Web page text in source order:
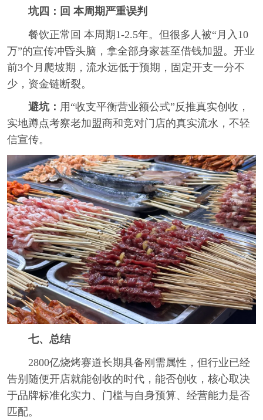
坑四：回 本周期严重误判
餐饮正常回 本周期1-2.5年。但很多人被“月入10
万”的宣传冲昏头脑，拿全部身家甚至借钱加盟。开业
前3个月爬坡期，流水远低于预期，固定开支一分不
少，资金链断裂。
避坑： 用“收支平衡营业额公式”反推真实创收，
实地蹲点考察老加盟商和竞对门店的真实流水，不轻
信宣传。
七、总结
2800亿烧烤赛道长期具备刚需属性，但行业已经
告别随便开店就能创收的时代，能否创收，核心取决
于品牌标准化实力、门槛与自身预算、经营能力是否
匹配。
关